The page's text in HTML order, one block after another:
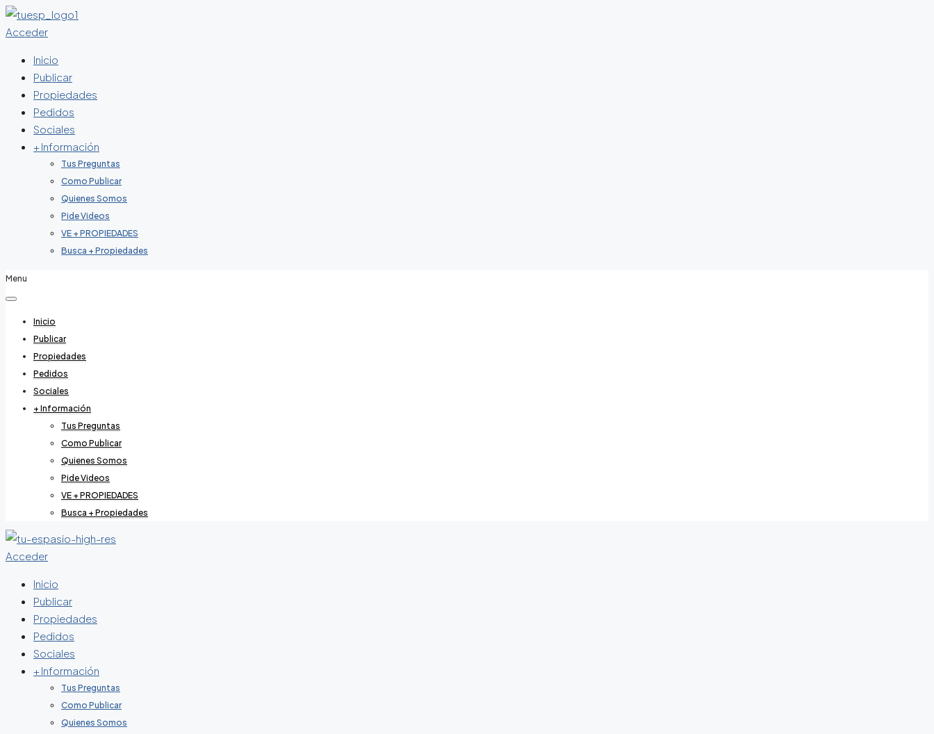
Acceder
Inicio
Publicar
Propiedades
Pedidos
Sociales
+ Información
Tus Preguntas
Como Publicar
Quienes Somos
Pide Videos
VE + PROPIEDADES
Busca + Propiedades
Menu
Inicio
Publicar
Propiedades
Pedidos
Sociales
+ Información
Tus Preguntas
Como Publicar
Quienes Somos
Pide Videos
VE + PROPIEDADES
Busca + Propiedades
Acceder
Inicio
Publicar
Propiedades
Pedidos
Sociales
+ Información
Tus Preguntas
Como Publicar
Quienes Somos